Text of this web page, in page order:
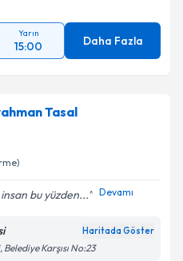
Gönder
Yarın
15:00 Daha Fazla
Tasal
bu yüzden... Devamı
Haritada Göster
Karşısı No:23